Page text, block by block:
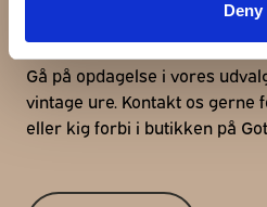
Deny
Gå på opdagelse i vores
vintage ure. Kontakt os gerne
eller kig forbi i butikken på